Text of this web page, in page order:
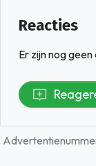
Reacties
Er zijn nog